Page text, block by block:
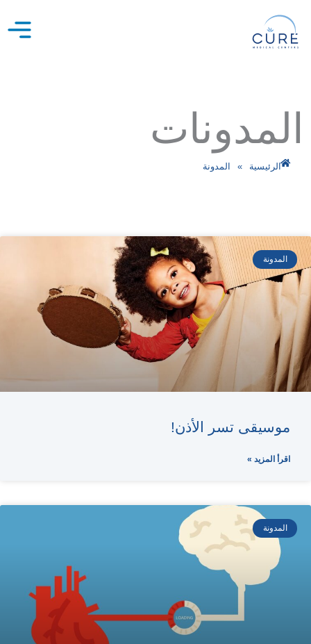
المحتوى
المدونات
الرئيسية » المدونة
المدونة
موسيقى تسر الأذن!
اقرأ المزيد »
المدونة
ص
ف
ح
ة
ص
ف
ح
ة
ص
ف
ح
ة
ة